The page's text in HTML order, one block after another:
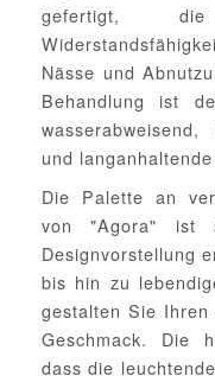
gefertigt,
Nässe und
Behandlung ist
und
Die Palette an
von "Agora" ist
Designvorstellung
bis hin zu
gestalten Sie Ihren
Geschmack. Die
dass die